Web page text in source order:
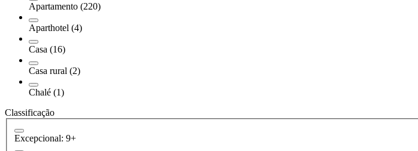
Apartamento (220)
Aparthotel (4)
Casa (16)
Casa rural (2)
Chalé (1)
Classificação
Excepcional: 9+